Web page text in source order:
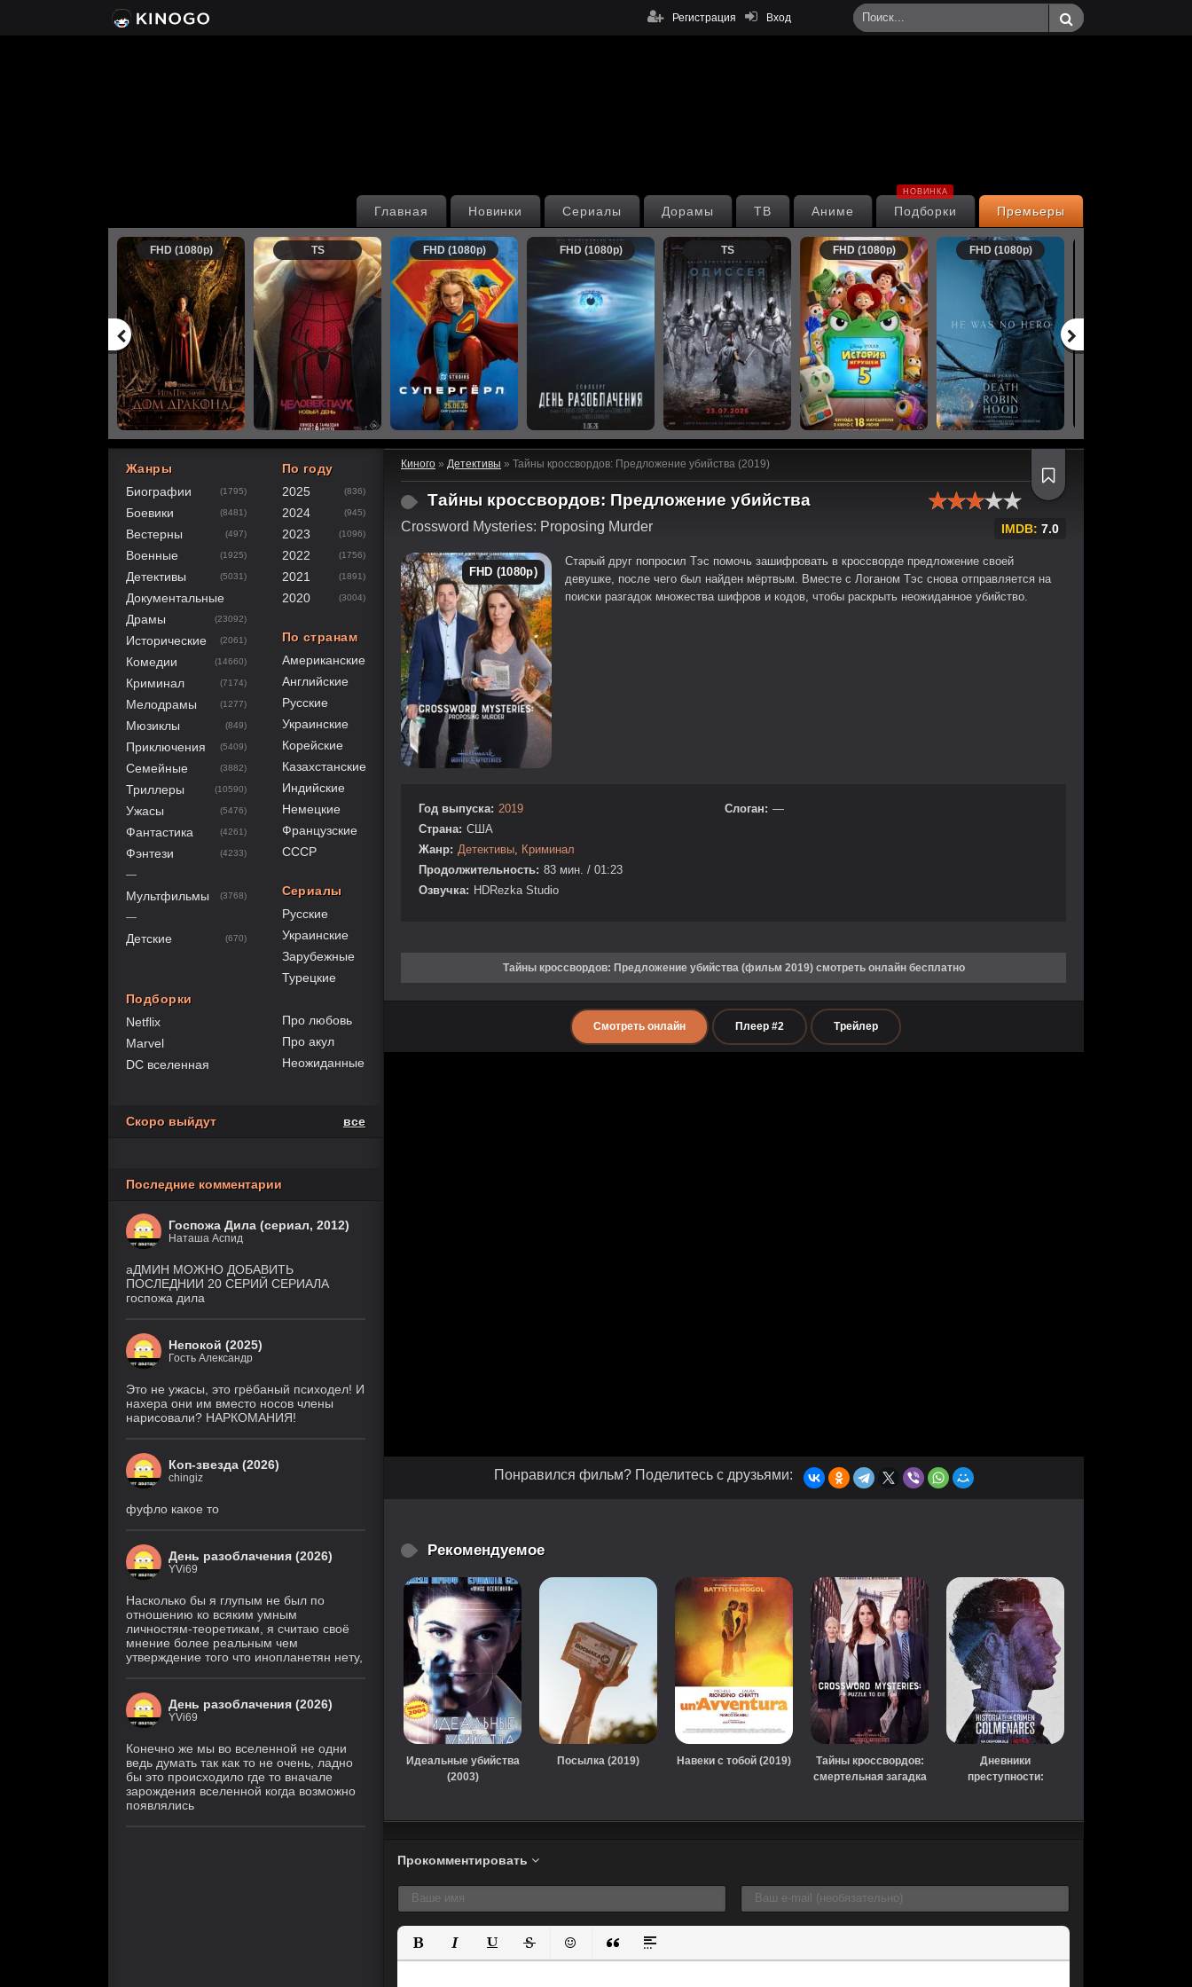
Вход
Регистрация
Премьеры
Подборки
НОВИНКА
Аниме
ТВ
Дорамы
Сериалы
Новинки
Главная
FHD (1080p) TS FHD (1080p) FHD (1080p) TS FHD (1080p) FHD (1080p)
Киного » Детективы » Тайны кроссвордов: Предложение убийства (2019)
Тайны кроссвордов: Предложение убийства
Crossword Mysteries: Proposing Murder
60
1 2 3 4
IMDB: 7.0
FHD (1080p)
Старый друг попросил Тэс помочь зашифровать в кроссворде предложение своей
девушке, после чего был найден мёртвым. Вместе с Логаном Тэс снова отправляется на
поиски разгадок множества шифров и кодов, чтобы раскрыть неожиданное убийство.
Год выпуска: 2019
Страна: США
Жанр: Детективы
Криминал
Продолжительность: 83 мин. / 01:23
Озвучка: HDRezka Studio
Слоган: —
Тайны кроссвордов: Предложение убийства (фильм 2019) смотреть онлайн бесплатно
Смотреть онлайн Плеер #2 Трейлер
Понравился фильм? Поделитесь с друзьями:
Рекомендуемое
Идеальные убийства
(2003)
Посылка (2019) Навеки с тобой (2019)
Тайны кроссвордов:
смертельная загадка
Дневники
преступности:
Прокомментировать
Полужирный
КурсивПодчеркнутый
ЗачеркнутыйВставить смайлик
Вставка цитаты
Вставка спойлера
Жанры
Биографии
(1795)
Боевики (8481)
Вестерны (497)
Военные (1925)
Детективы (5031)
Документальные
Драмы
(23092)
Исторические (2061)
Комедии (14660)
Криминал (7174)
Мелодрамы (1277)
Мюзиклы (849)
Приключения (5409)
Семейные (3882)
Триллеры (10590)
Ужасы (5476)
Фантастика (4261)
Фэнтези (4233)
—
Мультфильмы (3768)
—
Детские (670)
Подборки
Netflix
Marvel
DC вселенная
По году
2025
(836)
2024 (945)
2023 (1096)
2022 (1756)
2021 (1891)
2020 (3004)
По странам
Американские
Английские
Русские
Украинские
Корейские
Казахстанские
Индийские
Немецкие
Французские
СССР
Сериалы
Русские
Украинские
Зарубежные
Турецкие
Про любовь
Про акул
Неожиданные
Скоро выйдут все
Последние комментарии
Госпожа Дила (сериал, 2012)
Наташа Аспид
аДМИН МОЖНО ДОБАВИТЬ
ПОСЛЕДНИИ 20 СЕРИЙ СЕРИАЛА
госпожа дила
Непокой (2025)
Гость Александр
Это не ужасы, это грёбаный психодел! И
нахера они им вместо носов члены
нарисовали? НАРКОМАНИЯ!
Коп-звезда (2026)
chingiz
фуфло какое то
День разоблачения (2026)
YVi69
Насколько бы я глупым не был по
отношению ко всяким умным
личностям-теоретикам, я считаю своё
мнение более реальным чем
утверждение того что инопланетян нету,
День разоблачения (2026)
YVi69
Конечно же мы во вселенной не одни
ведь думать так как то не очень, ладно
бы это происходило где то вначале
зарождения вселенной когда возможно
появлялись